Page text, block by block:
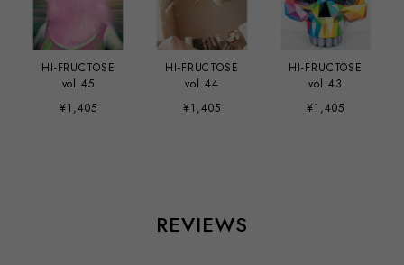
HI-FRUCTOSE
vol.45
¥1,405
HI-FRUCTOSE
vol.44
¥1,405
HI-FRUCTOSE
vol.43
¥1,405
REVIEWS